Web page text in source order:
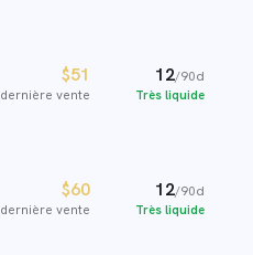
$51
dernière vente
12/90d
Très liquide
$60
dernière vente
12/90d
Très liquide